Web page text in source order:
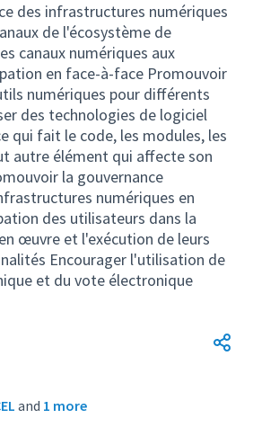
des infrastructures numériques
de l'écosystème de
canaux numériques aux
en face-à-face Promouvoir
numériques pour différents
des technologies de logiciel
qui fait le code, les modules, les
autre élément qui affecte son
la gouvernance
numériques en
des utilisateurs dans la
œuvre et l'exécution de leurs
Encourager l'utilisation de
et du vote électronique
and 1 more